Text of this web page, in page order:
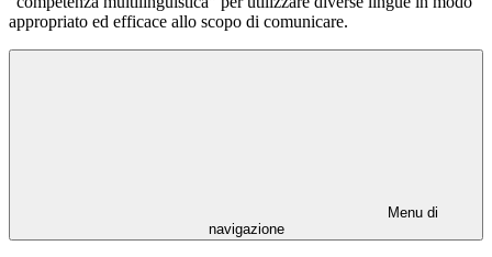
appropriato ed efficace allo scopo di comunicare.
Menu di
navigazione